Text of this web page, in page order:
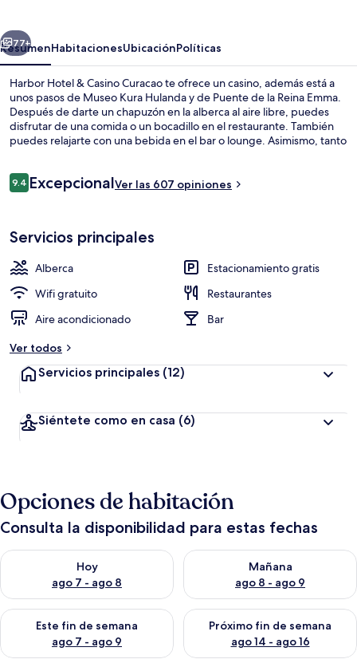
Curacao
Siguiente
77+
ResumenHabitacionesUbicaciónPolíticas
Harbor Hotel & Casino Curacao te ofrece un casino, además está a
unos pasos de Museo Kura Hulanda y de Puente de la Reina Emma.
Después de darte un chapuzón en la alberca al aire libre, puedes
disfrutar de una comida o un bocadillo en el restaurante. También
puedes relajarte con una bebida en el bar o lounge. Asimismo, tanto
características como el personal amable.
Opiniones
9.49.4 de 10,
ExcepcionalVer las 607 opiniones
Servicios principales
Alberca
Estacionamiento gratis
Wifi gratuito
Restaurantes
Aire acondicionado
Bar
Ver todos
Servicios principales (12)
Siéntete como en casa (6)
Opciones de habitación
Consulta la disponibilidad para estas fechas
Hoy
ago 7 - ago 8
Consulta la disponibilidad para hoy ago 7 - ago 8
Mañana
ago 8 - ago 9
Consulta la disponibilidad
Este fin de semana
ago 7 - ago 9
Consulta la disponibilidad para este fin de semana ago 7 -
Próximo fin de semana
ago 14 - ago 16
Consulta la disponibilidad